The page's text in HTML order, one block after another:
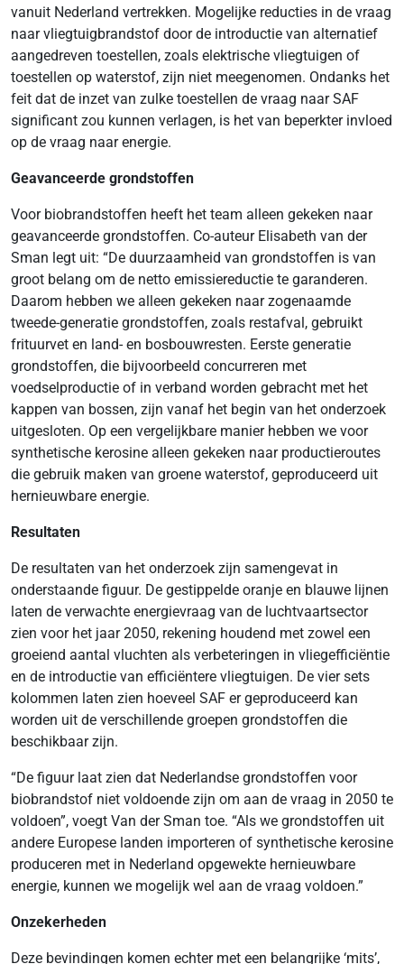
vanuit Nederland vertrekken. Mogelijke reducties in de vraag
naar vliegtuigbrandstof door de introductie van alternatief
aangedreven toestellen, zoals elektrische vliegtuigen of
toestellen op waterstof, zijn niet meegenomen. Ondanks het
feit dat de inzet van zulke toestellen de vraag naar SAF
significant zou kunnen verlagen, is het van beperkter invloed
op de vraag naar energie.
Geavanceerde grondstoffen
Voor biobrandstoffen heeft het team alleen gekeken naar
geavanceerde grondstoffen. Co-auteur Elisabeth van der
Sman legt uit: “De duurzaamheid van grondstoffen is van
groot belang om de netto emissiereductie te garanderen.
Daarom hebben we alleen gekeken naar zogenaamde
tweede-generatie grondstoffen, zoals restafval, gebruikt
frituurvet en land- en bosbouwresten. Eerste generatie
grondstoffen, die bijvoorbeeld concurreren met
voedselproductie of in verband worden gebracht met het
kappen van bossen, zijn vanaf het begin van het onderzoek
uitgesloten. Op een vergelijkbare manier hebben we voor
synthetische kerosine alleen gekeken naar productieroutes
die gebruik maken van groene waterstof, geproduceerd uit
hernieuwbare energie.
Resultaten
De resultaten van het onderzoek zijn samengevat in
onderstaande figuur. De gestippelde oranje en blauwe lijnen
laten de verwachte energievraag van de luchtvaartsector
zien voor het jaar 2050, rekening houdend met zowel een
groeiend aantal vluchten als verbeteringen in vliegefficiëntie
en de introductie van efficiëntere vliegtuigen. De vier sets
kolommen laten zien hoeveel SAF er geproduceerd kan
worden uit de verschillende groepen grondstoffen die
beschikbaar zijn.
“De figuur laat zien dat Nederlandse grondstoffen voor
biobrandstof niet voldoende zijn om aan de vraag in 2050 te
voldoen”, voegt Van der Sman toe. “Als we grondstoffen uit
andere Europese landen importeren of synthetische kerosine
produceren met in Nederland opgewekte hernieuwbare
energie, kunnen we mogelijk wel aan de vraag voldoen.”
Onzekerheden
Deze bevindingen komen echter met een belangrijke ‘mits’,